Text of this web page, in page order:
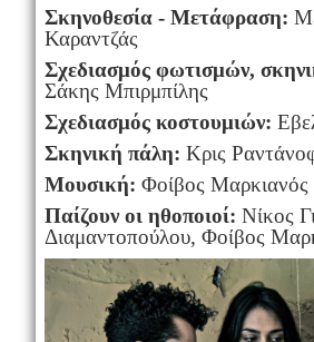
Σκηνοθεσία - Μετάφραση:
Καραντζάς
Σχεδιασμός φωτισμών,
Σάκης Μπιρμπίλης
Σχεδιασμός κοστουμιών:
Σκηνική πάλη: Κρις
Μουσική: Φοίβος Μαρκιανός
Παίζουν οι ηθοποιοί: Νίκος
Διαμαντοπούλου, Φοίβος